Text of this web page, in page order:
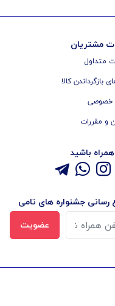
مشتریان
متداول
بازگرداندن کالا
خصوصی
و مقررات
همراه باشید
رسانی جشنواره های تامی
عضویت